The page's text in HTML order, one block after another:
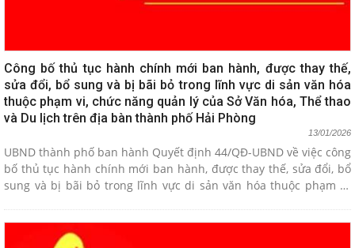
Công bố thủ tục hành chính mới ban hành, được thay thế,
sửa đổi, bổ sung và bị bãi bỏ trong lĩnh vực di sản văn hóa
thuộc phạm vi, chức năng quản lý của Sở Văn hóa, Thể thao
và Du lịch trên địa bàn thành phố Hải Phòng
13/01/2026
UBND thành phố ban hành Quyết định 44/QĐ-UBND về việc công
bố thủ tục hành chính mới ban hành, được thay thế, sửa đổi, bổ
sung và bị bãi bỏ trong lĩnh vực di sản văn hóa thuộc phạm vi,